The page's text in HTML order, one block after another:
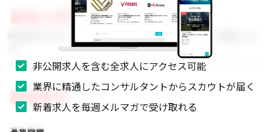
募集の背景
事業拡大に伴い、組織体制を強化するためのメンバーを募集しま
募集要項
非公開求人を含む全求人にアクセス可能
業界に精通したコンサルタントからスカウトが届く
新着求人を毎週メルマガで受け取れる